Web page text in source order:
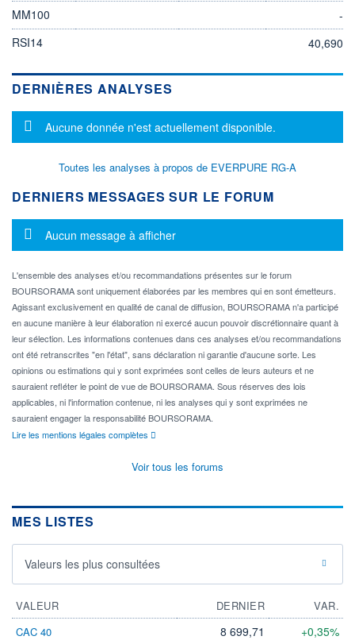
MM100
-
RSI14
40,690
DERNIÈRES ANALYSES
Message d'information
Aucune donnée n'est actuellement disponible.
Toutes les analyses à propos de EVERPURE RG-A
DERNIERS MESSAGES SUR LE FORUM
Message d'information
Aucun message à afficher
L'ensemble des analyses et/ou recommandations présentes sur le forum
BOURSORAMA sont uniquement élaborées par les membres qui en sont émetteurs.
Agissant exclusivement en qualité de canal de diffusion, BOURSORAMA n'a participé
en aucune manière à leur élaboration ni exercé aucun pouvoir discrétionnaire quant à
leur sélection. Les informations contenues dans ces analyses et/ou recommandations
ont été retranscrites "en l'état", sans déclaration ni garantie d'aucune sorte. Les
opinions ou estimations qui y sont exprimées sont celles de leurs auteurs et ne
sauraient refléter le point de vue de BOURSORAMA. Sous réserves des lois
applicables, ni l'information contenue, ni les analyses qui y sont exprimées ne
sauraient engager la responsabilité BOURSORAMA.
Lire les mentions légales complètes
Voir tous les forums
MES LISTES
Valeurs les plus consultées
VALEUR DERNIER
VAR.
CAC 40
8 699,71 +0,35%